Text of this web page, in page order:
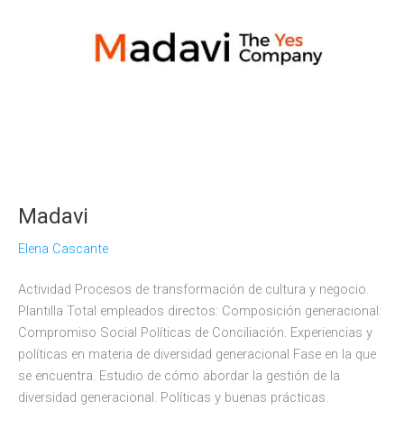
Madavi
Elena Cascante
Actividad Procesos de transformación de cultura y negocio.
Plantilla Total empleados directos: Composición generacional:
Compromiso Social Políticas de Conciliación. Experiencias y
políticas en materia de diversidad generacional Fase en la que
se encuentra. Estudio de cómo abordar la gestión de la
diversidad generacional. Políticas y buenas prácticas.